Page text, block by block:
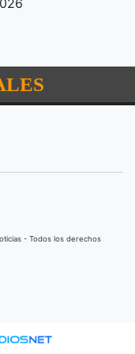
- Todos los derechos